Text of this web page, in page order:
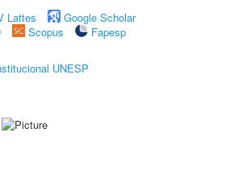
Lattes
Google Scholar
Scopus
Fapesp
UNESP